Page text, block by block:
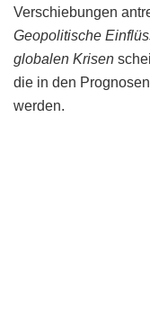
Verschiebungen
Geopolitische
globalen Krisen
die in den
werden.